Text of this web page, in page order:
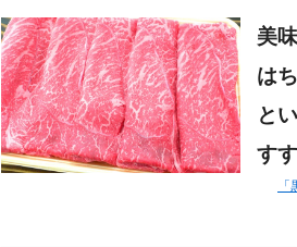
美
は
と
す